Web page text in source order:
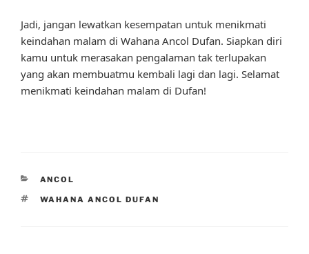
Jadi, jangan lewatkan kesempatan untuk menikmati
keindahan malam di Wahana Ancol Dufan. Siapkan diri
kamu untuk merasakan pengalaman tak terlupakan
yang akan membuatmu kembali lagi dan lagi. Selamat
menikmati keindahan malam di Dufan!
CATEGORIES
ANCOL
TAGS
WAHANA ANCOL DUFAN